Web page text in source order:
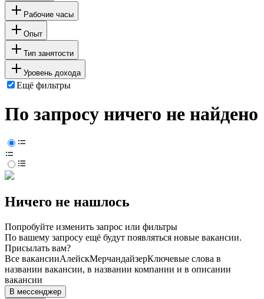
Рабочие часы
Опыт
Тип занятости
Уровень дохода
Ещё фильтры
По запросу ничего не найдено
Ничего не нашлось
Попробуйте изменить запрос или фильтры
По вашему запросу ещё будут появляться новые вакансии.
Присылать вам?
Все вакансииАлейскМерчандайзерКлючевые слова в
названии вакансии, в названии компании и в описании
вакансии
В мессенджер